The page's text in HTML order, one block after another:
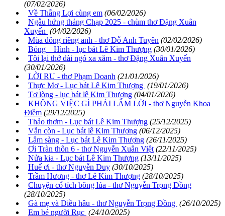
(07/02/2026)
Về Thắng Lợi cùng em (06/02/2026)
Ngẫu hứng tháng Chạp 2025 - chùm thơ Đặng Xuân
Xuyến (04/02/2026)
Mùa đông riêng anh - thơ Đỗ Anh Tuyên (02/02/2026)
Bóng Hình - lục bát Lê Kim Thượng (30/01/2026)
Tôi lại thở dài ngó xa xăm - thơ Đặng Xuân Xuyến
(30/01/2026)
LỜI RU - thơ Phạm Doanh (21/01/2026)
Thực Mơ - Lục bát Lê Kim Thượng (19/01/2026)
Tơ lòng - lục bát lê Kim Thượng (04/01/2026)
KHÔNG VIỆC GÌ PHẢI LẮM LỜI - thơ Nguyễn Khoa
Điềm (29/12/2025)
Thảo thơm - Lục bát Lê Kim Thượng (25/12/2025)
Vẫn còn - Lục bát lê Kim Thượng (06/12/2025)
Lâm sàng - Lục bát Lê Kim Thượng (26/11/2025)
Ơi Tràn thôn 6 - thơ Nguyễn Xuân Việt (22/11/2025)
Nửa kia - Lục bát Lê Kim Thượng (13/11/2025)
Huế ơi - thơ Nguyễn Duy (30/10/2025)
Trầm Hương - thơ Lê Kim Thượng (28/10/2025)
Chuyện cổ tích bông lúa - thơ Nguyễn Trọng Đồng
(28/10/2025)
Gà mẹ và Diều hâu - thơ Nguyễn Trọng Đồng (26/10/2025)
Em bé người Rục (24/10/2025)